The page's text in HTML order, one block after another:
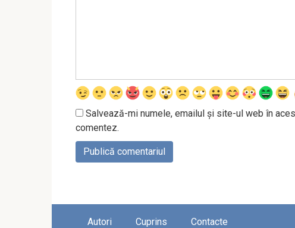
Salvează-mi numele, emailul și site-ul web în
comentez.
Autori Cuprins Contacte